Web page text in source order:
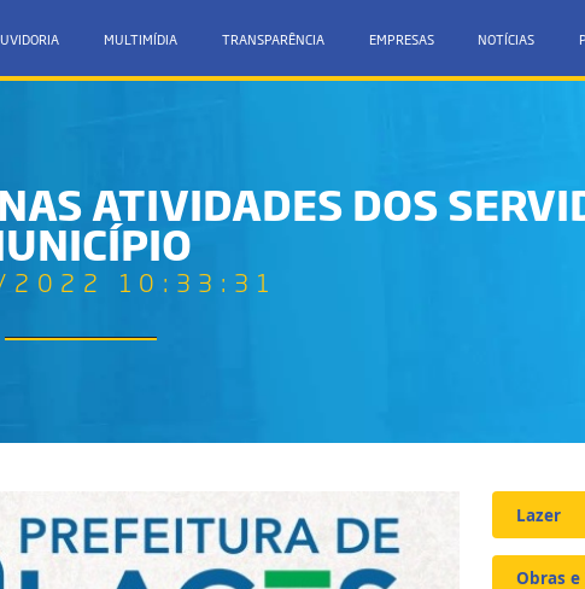
MULTIMÍDIA TRANSPARÊNCIA EMPRESAS NOTÍCIAS
ATIVIDADES DOS
10:33:31
Lazer
Obras